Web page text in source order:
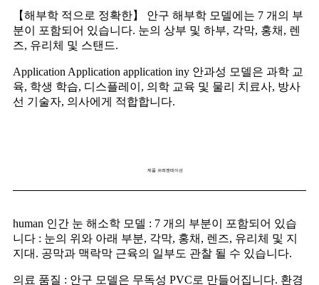
【해부학 적으로 정확한】 안구 해부학 모델에는 7 개의 부
분이 포함되어 있습니다. 눈의 상부 및 하부, 각막, 홍채, 렌
즈, 유리체 및 스탠드.
Application Application application iny 안과성 모델은 과학 교
육, 학생 학습, 디스플레이, 의학 교육 및 물리 치료사, 방사
선 기술자, 의사에게 적합합니다.
제품 프레젠테이션
human 인간 눈 해소학 모델 : 7 개의 부분이 포함되어 있습
니다 : 눈의 위와 아래 부분, 각막, 홍채, 렌즈, 유리체 및 지
지대. 공막과 맥락막 근육의 일부도 관찰 될 수 있습니다.
의료 품질 : 안구 모델은 무독성 PVC로 만들어집니다. 환경